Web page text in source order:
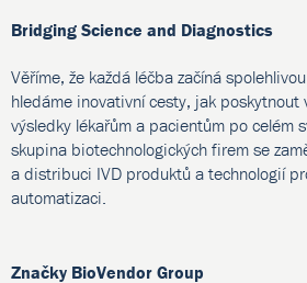
Bridging Science and Diagnostics
Věříme, že každá léčba začíná
hledáme inovativní cesty, jak poskytnout
výsledky lékařům a pacientům po celém
skupina biotechnologických firem se
a distribuci IVD produktů a technologií
automatizaci.
Značky BioVendor Group